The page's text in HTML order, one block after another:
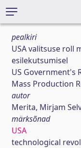
pealkiri
USA valitsuse roll
esilekutsumisel
US Government's
Mass Production
autor
Merita, Mirjam
märksõnad
USA
technological